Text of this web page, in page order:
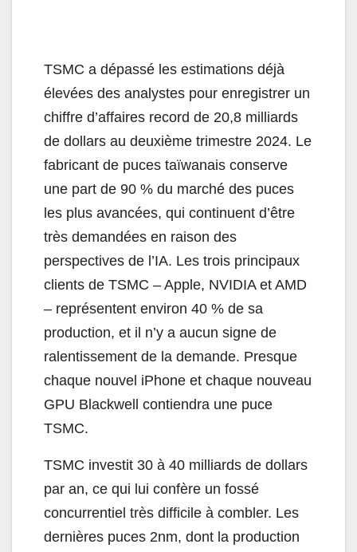
TSMC a dépassé les estimations déjà
élevées des analystes pour enregistrer un
chiffre d’affaires record de 20,8 milliards
de dollars au deuxième trimestre 2024. Le
fabricant de puces taïwanais conserve
une part de 90 % du marché des puces
les plus avancées, qui continuent d’être
très demandées en raison des
perspectives de l’IA. Les trois principaux
clients de TSMC – Apple, NVIDIA et AMD
– représentent environ 40 % de sa
production, et il n’y a aucun signe de
ralentissement de la demande. Presque
chaque nouvel iPhone et chaque nouveau
GPU Blackwell contiendra une puce
TSMC.
TSMC investit 30 à 40 milliards de dollars
par an, ce qui lui confère un fossé
concurrentiel très difficile à combler. Les
dernières puces 2nm, dont la production